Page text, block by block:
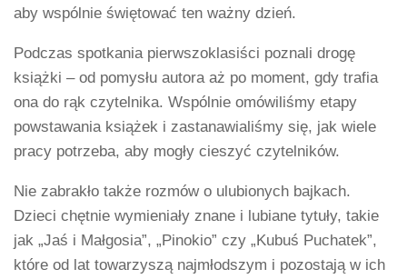
aby wspólnie świętować ten ważny dzień.
Podczas spotkania pierwszoklasiści poznali drogę
książki – od pomysłu autora aż po moment, gdy trafia
ona do rąk czytelnika. Wspólnie omówiliśmy etapy
powstawania książek i zastanawialiśmy się, jak wiele
pracy potrzeba, aby mogły cieszyć czytelników.
Nie zabrakło także rozmów o ulubionych bajkach.
Dzieci chętnie wymieniały znane i lubiane tytuły, takie
jak „Jaś i Małgosia”, „Pinokio” czy „Kubuś Puchatek”,
które od lat towarzyszą najmłodszym i pozostają w ich